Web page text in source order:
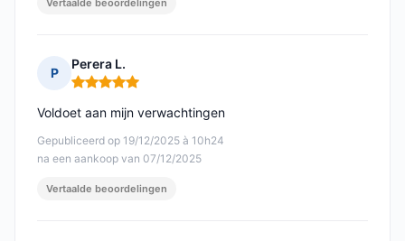
Vertaalde beoordelingen
P
Perera L.
Opmerking: 5 van 5
Gepubliceerd op 19/12/2025 à 10h24
na een aankoop van 07/12/2025
Voldoet aan mijn verwachtingen
Vertaalde beoordelingen